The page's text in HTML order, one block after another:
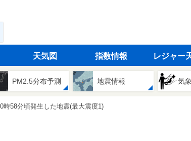
天気図 指数情報 レジャー
PM2.5分布予測 地震情報 気
時58分頃発生した地震(最大震度1)